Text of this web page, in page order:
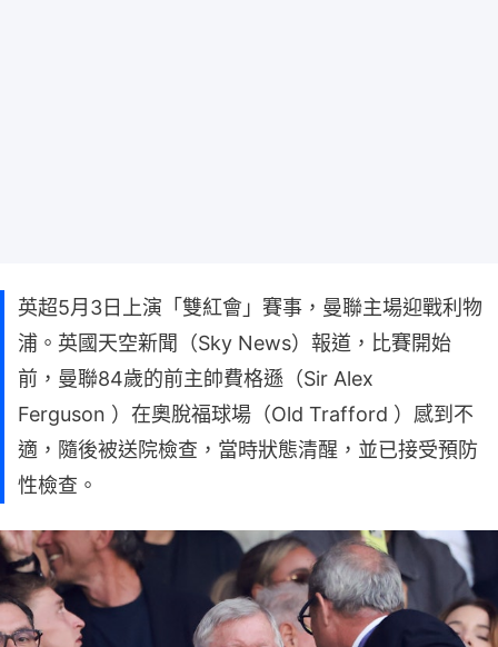
英超5月3日上演「雙紅會」賽事，曼聯主場迎戰利物
浦。英國天空新聞（Sky News）報道，比賽開始
前，曼聯84歲的前主帥費格遜（Sir Alex
Ferguson ）在奧脫福球場（Old Trafford ）感到不
適，隨後被送院檢查，當時狀態清醒，並已接受預防
性檢查。